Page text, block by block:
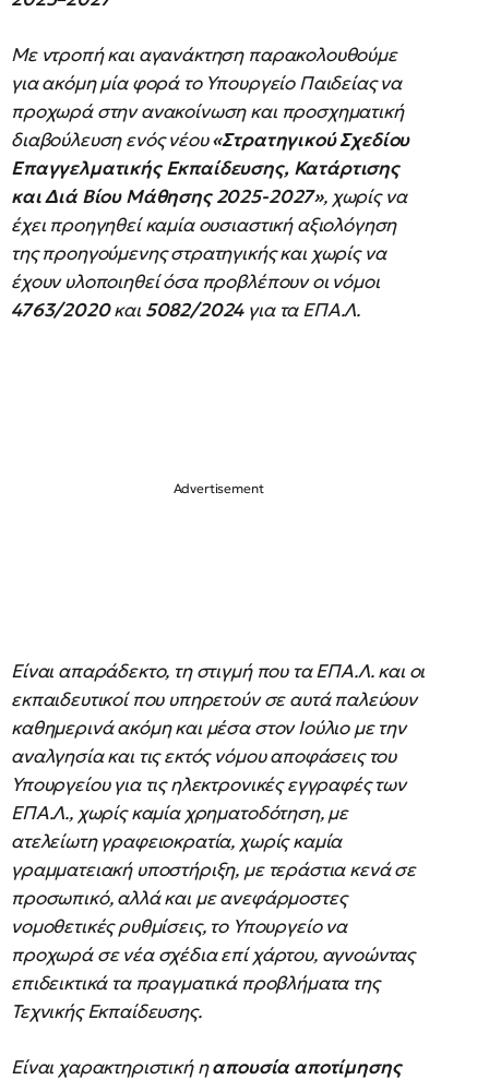
Με ντροπή και αγανάκτηση παρακολουθούμε
για ακόμη μία φορά το Υπουργείο Παιδείας να
προχωρά στην ανακοίνωση και προσχηματική
διαβούλευση ενός νέου«Στρατηγικού Σχεδίου
Επαγγελματικής Εκπαίδευσης, Κατάρτισης
και Διά Βίου Μάθησης 2025-2027», χωρίς να
έχει προηγηθεί καμία ουσιαστική αξιολόγηση
της προηγούμενης στρατηγικής και χωρίς να
έχουν υλοποιηθεί όσα προβλέπουν οι νόμοι
4763/2020και 5082/2024για τα ΕΠΑ.Λ.
Είναι απαράδεκτο, τη στιγμή που τα ΕΠΑ.Λ. και οι
εκπαιδευτικοί που υπηρετούν σε αυτά παλεύουν
καθημερινά ακόμη και μέσα στον Ιούλιο με την
αναλγησία και τις εκτός νόμου αποφάσεις του
Υπουργείου για τις ηλεκτρονικές εγγραφές των
ΕΠΑ.Λ., χωρίς καμία χρηματοδότηση, με
ατελείωτη γραφειοκρατία, χωρίς καμία
γραμματειακή υποστήριξη, με τεράστια κενά σε
προσωπικό, αλλά και με ανεφάρμοστες
νομοθετικές ρυθμίσεις, το Υπουργείο να
προχωρά σε νέα σχέδια επί χάρτου, αγνοώντας
επιδεικτικά τα πραγματικά προβλήματα της
Τεχνικής Εκπαίδευσης.
Είναι χαρακτηριστική ηαπουσία αποτίμησης